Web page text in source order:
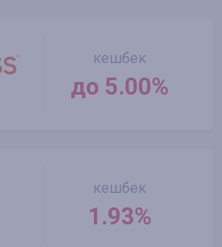
кешбек
до 5.00%
кешбек
1.93%